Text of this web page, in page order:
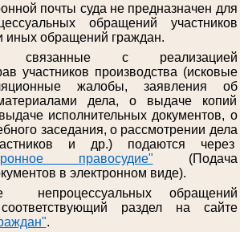
почты суда не предназначен для
обращений участников
иных обращений граждан.
связанные с реализацией
участников производства (исковые
жалобы, заявления об
дела, о выдаче копий
исполнительных документов, о
заседания, о рассмотрении дела
и др.) подаются через
правосудие" (Подача
в электронном виде).
непроцессуальных обращений
раздел на сайте
.